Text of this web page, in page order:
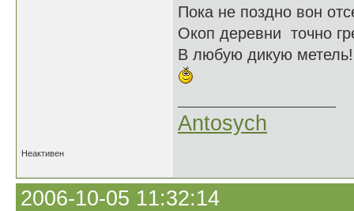
Пока не поздно вон
Окоп деревни точно
В любую дикую метель!
Antosych
Неактивен
2006-10-05 11:32:14